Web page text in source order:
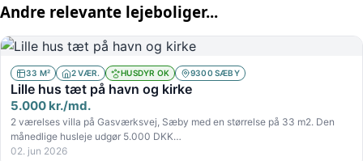
Andre relevante lejeboliger...
33 M² 2 VÆR. HUSDYR OK 9300 SÆBY
Lille hus tæt på havn og kirke
5.000 kr./md.
2 værelses villa på Gasværksvej, Sæby med en størrelse på 33 m2. Den
månedlige husleje udgør 5.000 DKK…
02. jun 2026